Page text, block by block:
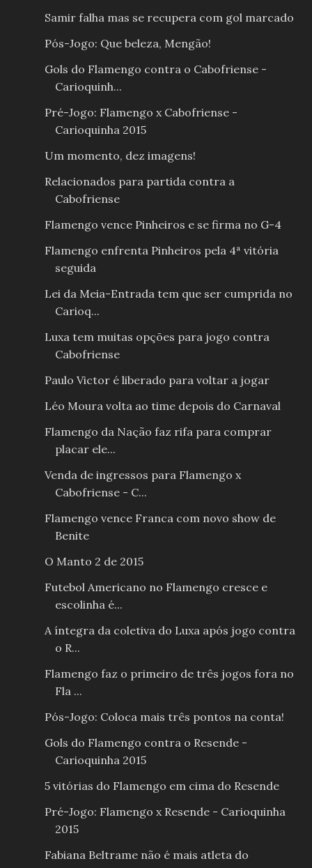
Samir falha mas se recupera com gol marcado
Pós-Jogo: Que beleza, Mengão!
Gols do Flamengo contra o Cabofriense -
Carioquinh...
Pré-Jogo: Flamengo x Cabofriense -
Carioquinha 2015
Um momento, dez imagens!
Relacionados para partida contra a
Cabofriense
Flamengo vence Pinheiros e se firma no G-4
Flamengo enfrenta Pinheiros pela 4ª vitória
seguida
Lei da Meia-Entrada tem que ser cumprida no
Carioq...
Luxa tem muitas opções para jogo contra
Cabofriense
Paulo Victor é liberado para voltar a jogar
Léo Moura volta ao time depois do Carnaval
Flamengo da Nação faz rifa para comprar
placar ele...
Venda de ingressos para Flamengo x
Cabofriense - C...
Flamengo vence Franca com novo show de
Benite
O Manto 2 de 2015
Futebol Americano no Flamengo cresce e
escolinha é...
A íntegra da coletiva do Luxa após jogo contra
o R...
Flamengo faz o primeiro de três jogos fora no
Fla ...
Pós-Jogo: Coloca mais três pontos na conta!
Gols do Flamengo contra o Resende -
Carioquinha 2015
5 vitórias do Flamengo em cima do Resende
Pré-Jogo: Flamengo x Resende - Carioquinha
2015
Fabiana Beltrame não é mais atleta do